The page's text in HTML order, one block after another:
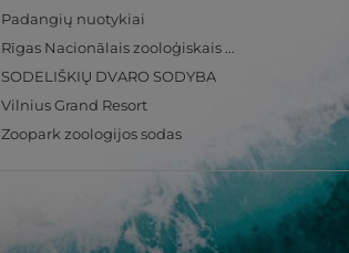
Padangių nuotykiai
Rīgas Nacionālais zooloģiskais dārzs
SODELIŠKIŲ DVARO SODYBA
Vilnius Grand Resort
Zoopark zoologijos sodas